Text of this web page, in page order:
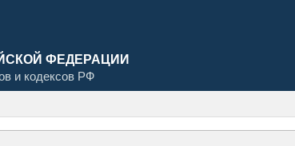
ФЕДЕРАЦИИ
и кодексов РФ